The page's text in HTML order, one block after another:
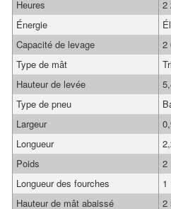
Heures
2
Énergie
Capacité de levage
2
Type de mât
Hauteur de levée
Type de pneu
Largeur
Longueur
Poids
2
Longueur des fourches
1
Hauteur de mât abaissé
2